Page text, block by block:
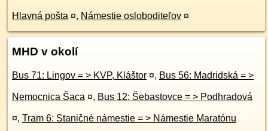
Hlavná pošta ¤, Námestie osloboditeľov ¤
MHD v okolí
Bus 71: Lingov = > KVP, Kláštor ¤, Bus 56: Madridská = >
Nemocnica Šaca ¤, Bus 12: Šebastovce = > Podhradová
¤, Tram 6: Staničné námestie = > Námestie Maratónu